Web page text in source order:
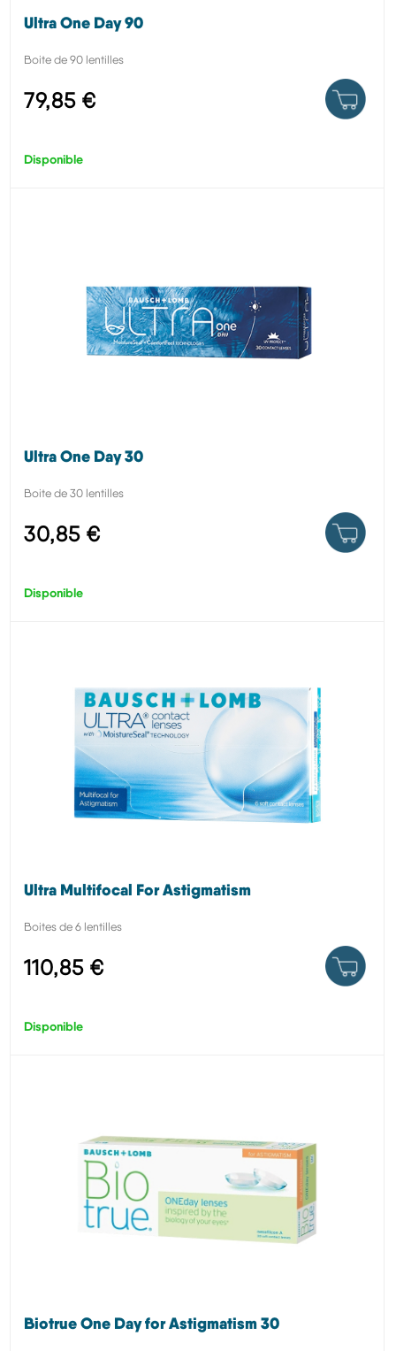
Ultra One Day 90
Boite de 90 lentilles
79,85 €
Disponible
Ultra One Day 30
Boite de 30 lentilles
30,85 €
Disponible
Ultra Multifocal For Astigmatism
Boites de 6 lentilles
110,85 €
Disponible
Biotrue One Day for Astigmatism 30